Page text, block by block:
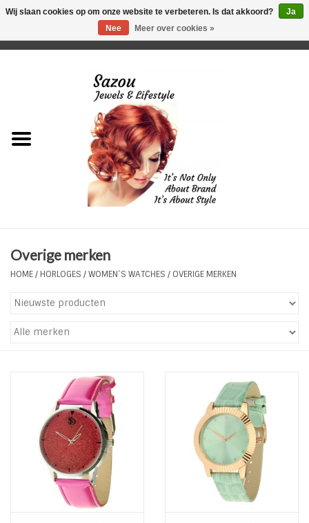
Just for Him
Plus Size Sieraden
Enkelbandjes
Tassen en meer
Haaraccesoires
Zonnebrillen
Fashion
ON THE BEACH
Overige merken
HOME/ HORLOGES /WOMEN´S WATCHES / OVERIGE MERKEN
Wij slaan cookies op om onze website te verbeteren. Is dat akkoord?
Ja
Nee
Meer over cookies »